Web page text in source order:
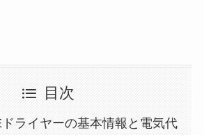
目次
ライヤーの基本情報と電気代